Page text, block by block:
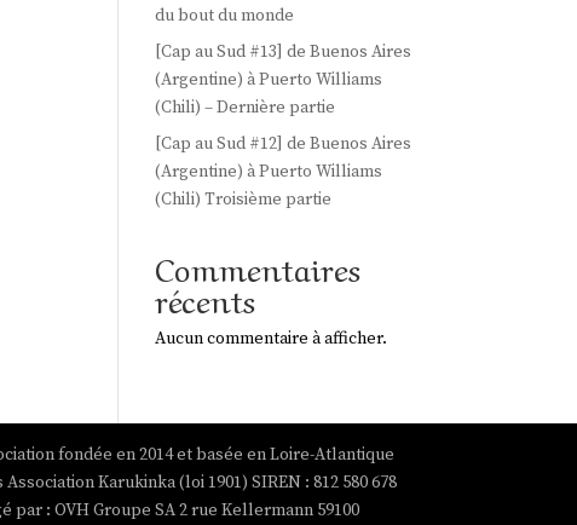
du bout du monde
[Cap au Sud #13] de Buenos Aires
(Argentine) à Puerto Williams
(Chili) – Dernière partie
[Cap au Sud #12] de Buenos Aires
(Argentine) à Puerto Williams
(Chili) Troisième partie
Commentaires
récents
Aucun commentaire à afficher.
fondée en 2014 et basée en Loire-Atlantique
Karukinka (loi 1901) SIREN : 812 580 678
par : OVH Groupe SA 2 rue Kellermann 59100